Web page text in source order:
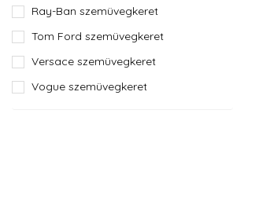
Ray-Ban szemüvegkeret
Tom Ford szemüvegkeret
Versace szemüvegkeret
Vogue szemüvegkeret